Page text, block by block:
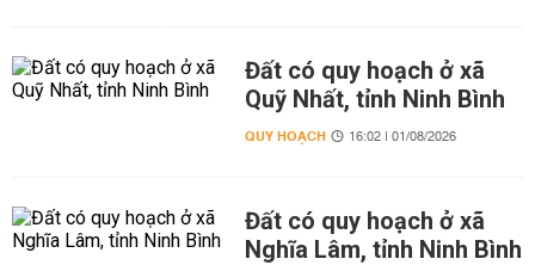
Đất có quy hoạch ở xã
Quỹ Nhất, tỉnh Ninh Bình
QUY HOẠCH 16:02 | 01/08/2026
Đất có quy hoạch ở xã
Nghĩa Lâm, tỉnh Ninh Bình